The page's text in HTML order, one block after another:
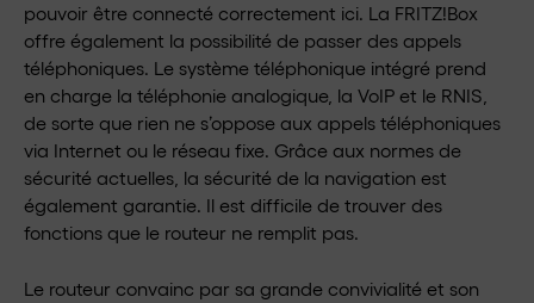
pouvoir être connecté correctement ici. La FRITZ!Box
offre également la possibilité de passer des appels
téléphoniques. Le système téléphonique intégré prend
en charge la téléphonie analogique, la VoIP et le RNIS,
de sorte que rien ne s’oppose aux appels téléphoniques
via Internet ou le réseau fixe. Grâce aux normes de
sécurité actuelles, la sécurité de la navigation est
également garantie. Il est difficile de trouver des
fonctions que le routeur ne remplit pas.
Le routeur convainc par sa grande convivialité et son